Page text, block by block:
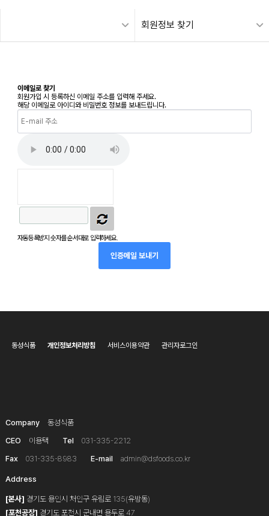
회원정보 찾기
이메일로 찾기
회원가입 시 등록하신 이메일 주소를 입력해 주세요.
해당 이메일로 아이디와 비밀번호 정보를 보내드립니다.
자동등록방지 숫자를 순서대로 입력하세요.
인증메일 보내기
동성식품 개인정보처리방침 서비스이용약관 관리자로그인
Company
동성식품
CEO
이용택 Tel
031-335-2212
Fax
031-335-8983 E-mail admin@dsfoods.co.kr
Address
[본사] 경기도 용인시 처인구 유림로 135(유방동)
[포천공장] 경기도 포천시 군내면 용두로 47